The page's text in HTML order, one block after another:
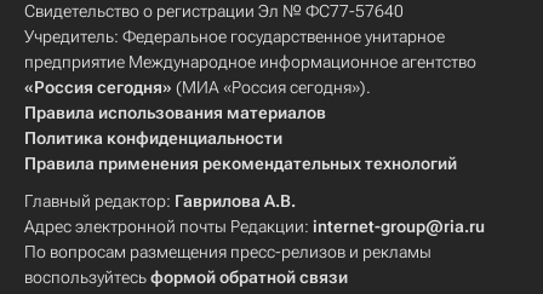
Свидетельство о регистрации Эл № ФС77-57640
Учредитель: Федеральное государственное унитарное
предприятие Международное информационное агентство
«Россия сегодня» (МИА «Россия сегодня»).
Правила использования материалов
Политика конфиденциальности
Правила применения рекомендательных технологий
Главный редактор: Гаврилова А.В.
Адрес электронной почты Редакции: internet-group@ria.ru
По вопросам размещения пресс-релизов и рекламы
воспользуйтесьформой обратной связи